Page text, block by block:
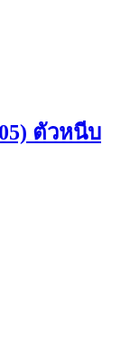
ตัวหนีบ